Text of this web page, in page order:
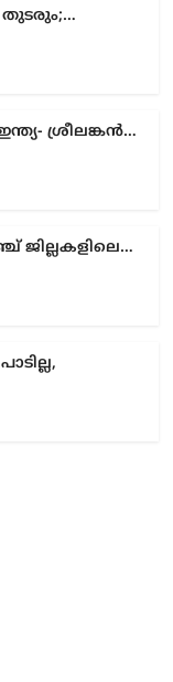
തുടരും;…
ശ്രീലങ്കൻ…
ജില്ലകളിലെ…